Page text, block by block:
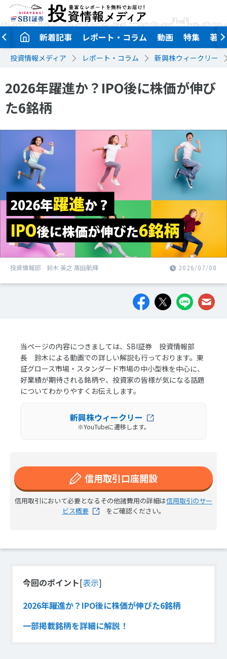
新着記事 レポート・コラム 動画 特集 著者
投資情報メディア レポート・コラム 新興株ウィークリー
2026年躍進か？IPO後に株価が伸び
た6銘柄
投資情報部 鈴木 英之 髙田航輝 2026/07/08
当ページの内容につきましては、SBI証券 投資情報部
長 鈴木による動画での詳しい解説も行っております。東
証グロース市場・スタンダード市場の中小型株を中心に、
好業績が期待される銘柄や、投資家の皆様が気になる話題
についてわかりやすくお伝えします。
新興株ウィークリー
※YouTubeに遷移します。
信用取引口座開設
信用取引において必要となるその他諸費用の詳細は信用取引のサー
ビス概要
をご確認ください。
今回のポイント[表示]
2026年躍進か？IPO後に株価が伸びた6銘柄
一部掲載銘柄を詳細に解説！